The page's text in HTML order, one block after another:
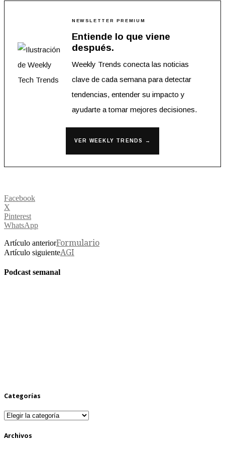
NEWSLETTER PREMIUM
Entiende lo que viene
después.
Weekly Trends conecta las noticias
clave de cada semana para detectar
tendencias, entender su impacto y
ayudarte a tomar mejores decisiones.
VER WEEKLY TRENDS →
Facebook
X
Pinterest
WhatsApp
Artículo anteriorFormulario
Artículo siguienteAGI
Podcast semanal
Categorías
Categorías
Archivos